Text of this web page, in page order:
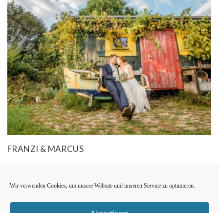
Wir verwenden Cookies, um unsere Website und unseren Service zu optimieren.
FRANZI & MARCUS